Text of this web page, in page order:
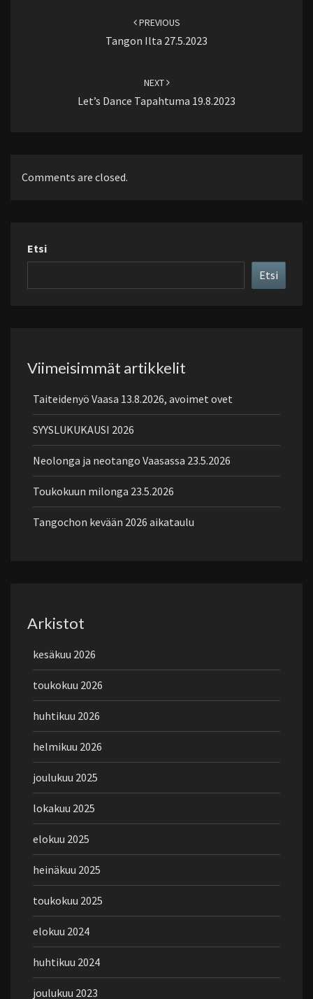
PREVIOUS
Tangon Ilta 27.5.2023
NEXT
Let’s Dance Tapahtuma 19.8.2023
Comments are closed.
Etsi
Etsi
Viimeisimmät artikkelit
Taiteidenyö Vaasa 13.8.2026, avoimet ovet
SYYSLUKUKAUSI 2026
Neolonga ja neotango Vaasassa 23.5.2026
Toukokuun milonga 23.5.2026
Tangochon kevään 2026 aikataulu
Arkistot
kesäkuu 2026
toukokuu 2026
huhtikuu 2026
helmikuu 2026
joulukuu 2025
lokakuu 2025
elokuu 2025
heinäkuu 2025
toukokuu 2025
elokuu 2024
huhtikuu 2024
joulukuu 2023